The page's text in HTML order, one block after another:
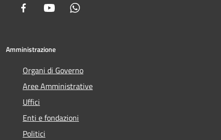
Facebook Youtube
Amministrazione
Organi di Governo
Aree Amministrative
Uffici
Enti e fondazioni
Politici